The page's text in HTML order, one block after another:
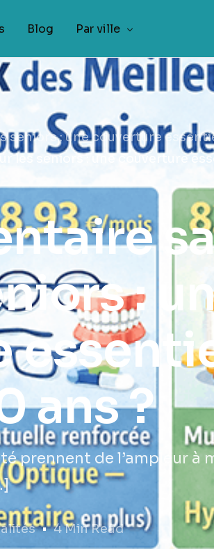
Blog Par ville
Mutuelle santé Rennes
Mutuelle santé Lille
Mutuelle santé
Mutuelle santé
Mutuelle santé Nantes
Mutuelle santé Nice
Mutuelle santé
Mutuelle santé
Mutuelle santé Paris
Mutuelle santé Lyon
Mutuelle santé
seniors : une couverture
les seniors : une couverture
:
ans ?
prennent de l’ampleur à
4 Min Read